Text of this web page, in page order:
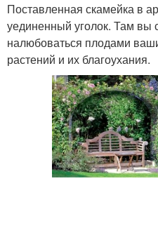
Поставленная скамейка в
уединенный уголок. Там вы
налюбоваться плодами
растений и их благоухания.